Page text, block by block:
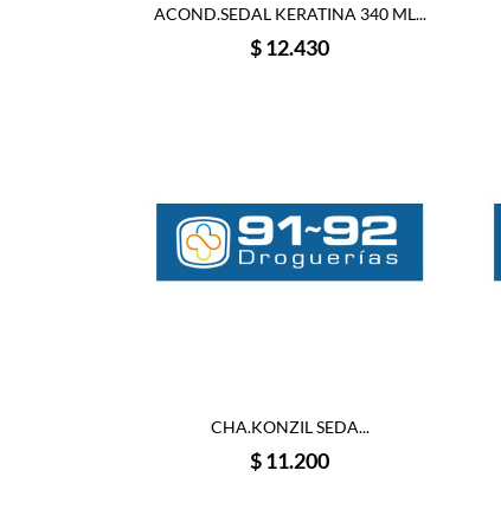
ACOND.SEDAL KERATINA 340 ML...
Precio
$ 12.430
CHA.KONZIL SEDA...
Precio
$ 11.200